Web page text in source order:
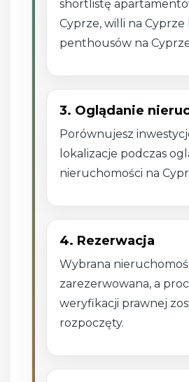
shortlistę
Cyprze, willi na Cyprze
penthousów na
3. Oglądanie
Porównujesz
lokalizacje podczas
nieruchomości na
4. Rezerwacja
Wybrana
zarezerwowana, a
weryfikacji prawnej
rozpoczęty.